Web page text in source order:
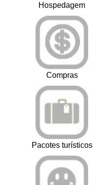
Hospedagem
Compras
Pacotes turísticos